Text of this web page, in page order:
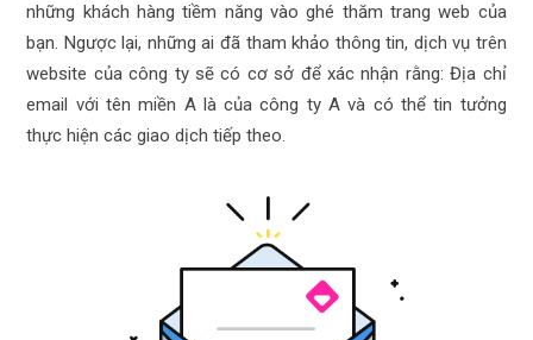
những khách hàng tiềm năng vào ghé thăm trang web của
bạn. Ngược lại, những ai đã tham khảo thông tin, dịch vụ trên
website của công ty sẽ có cơ sở để xác nhận rằng: Địa chỉ
email với tên miền A là của công ty A và có thể tin tưởng
thực hiện các giao dịch tiếp theo.